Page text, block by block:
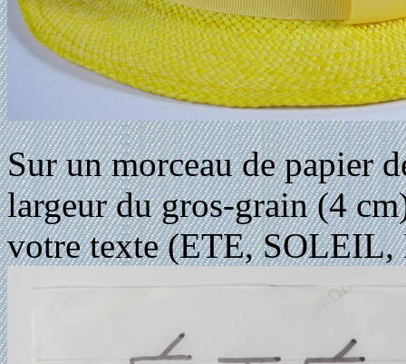
Sur un morceau de papier
largeur du gros-grain (4
votre texte (ETE,